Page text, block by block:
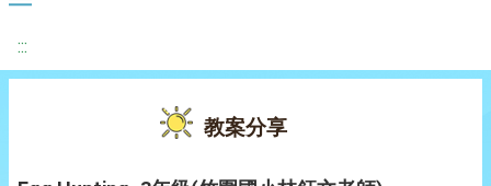
:::
教案分享